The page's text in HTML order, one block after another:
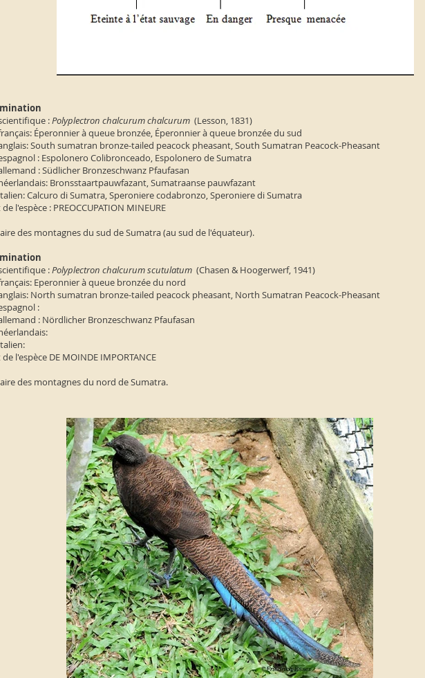
:Polyplectron chalcurum chalcurum (Lesson, 1831)
Éperonnier à queue bronzée, Éperonnier à queue bronzée du sud
South sumatran bronze-tailed peacock pheasant, South Sumatran Peacock-Pheasant
: Espolonero Colibronceado, Espolonero de Sumatra
: Südlicher Bronzeschwanz Pfaufasan
Bronsstaartpauwfazant, Sumatraanse pauwfazant
Calcuro di Sumatra, Speroniere codabronzo, Speroniere di Sumatra
l'espèce : PREOCCUPATION MINEURE
des montagnes du sud de Sumatra (au sud de l'équateur).
:Polyplectron chalcurum scutulatum (Chasen & Hoogerwerf, 1941)
Eperonnier à queue bronzée du nord
North sumatran bronze-tailed peacock pheasant, North Sumatran Peacock-Pheasant
:
: Nördlicher Bronzeschwanz Pfaufasan
l'espèce DE MOINDE IMPORTANCE
des montagnes du nord de Sumatra.